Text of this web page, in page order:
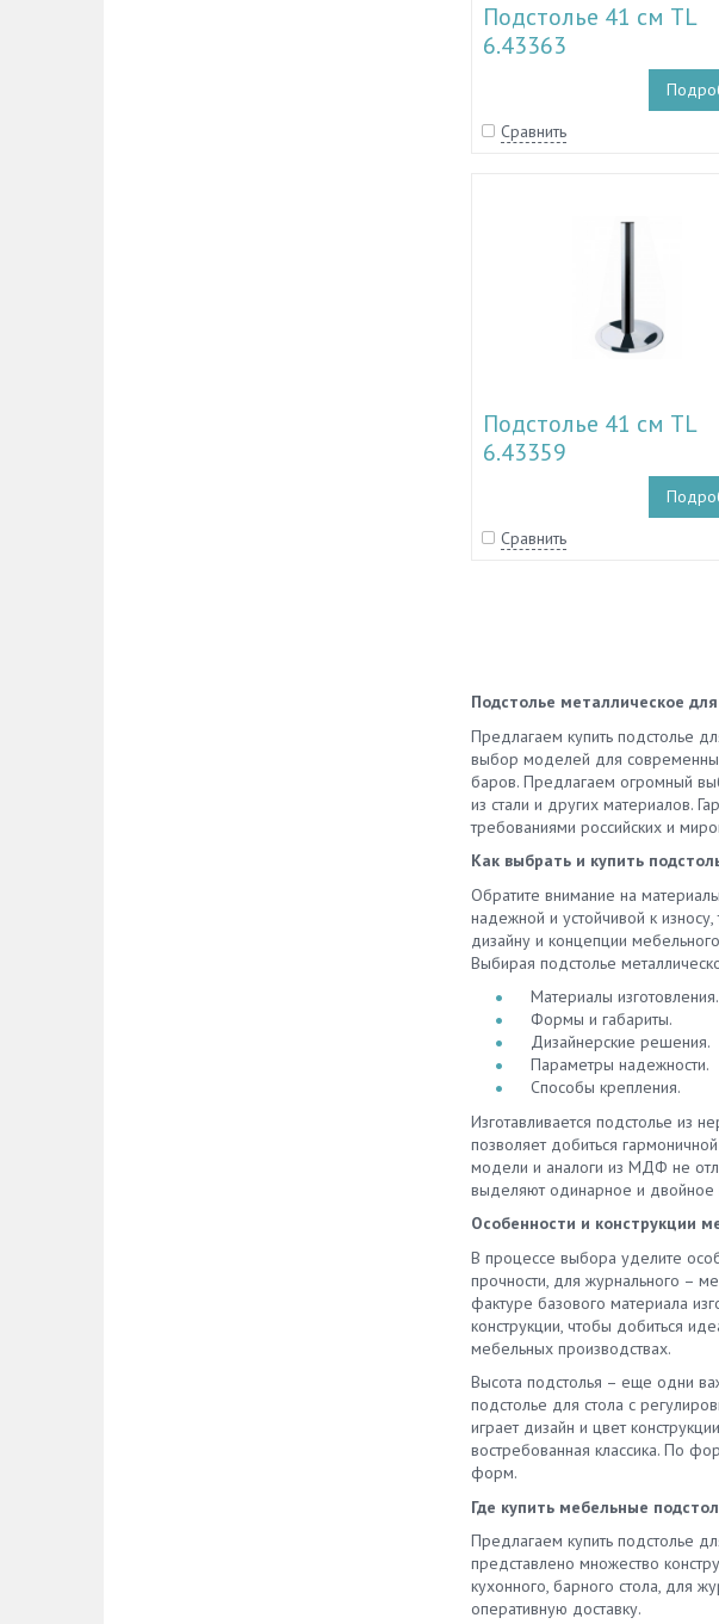
Подстолье 41 см TL
6.43363
Сравнить
Подстолье 41 см TL
6.43359
Сравнить
Подстолье металлическое
Предлагаем купить подстолье
выбор моделей для
баров. Предлагаем огромный
из стали и других материалов.
требованиями российских и
Как выбрать и купить
Обратите внимание на
надежной и устойчивой к
дизайну и концепции
Выбирая подстолье
Материалы изготовления.
Формы и габариты.
Дизайнерские решения.
Параметры надежности.
Способы крепления.
Изготавливается подстолье из
позволяет добиться
модели и аналоги из МДФ не
выделяют одинарное и двойное
Особенности и конструкции
В процессе выбора уделите
прочности, для журнального –
фактуре базового материала
конструкции, чтобы добиться
мебельных производствах.
Высота подстолья – еще одни
подстолье для стола с
играет дизайн и цвет
востребованная классика. По
форм.
Где купить мебельные
Предлагаем купить подстолье
представлено множество
кухонного, барного стола, для
оперативную доставку.